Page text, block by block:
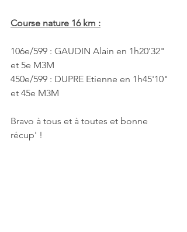
Course nature 16 km :
106e/599 : GAUDIN Alain en 1h20'32"
et 5e M3M
450e/599 : DUPRE Etienne en 1h45'10"
et 45e M3M
Bravo à tous et à toutes et bonne
récup' !